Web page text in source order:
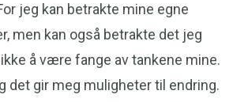
jeg kan betrakte mine egne
men kan også betrakte det jeg
å være fange av tankene mine.
det gir meg muligheter til endring.